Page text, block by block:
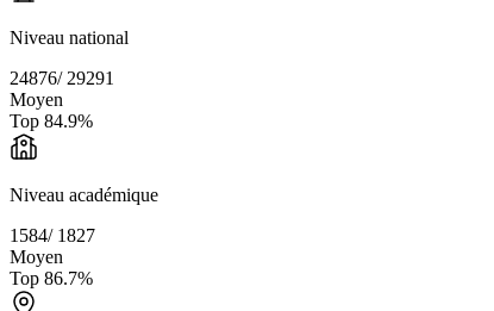
Niveau national
24876/ 29291
Moyen
Top 84.9%
Niveau académique
1584/ 1827
Moyen
Top 86.7%